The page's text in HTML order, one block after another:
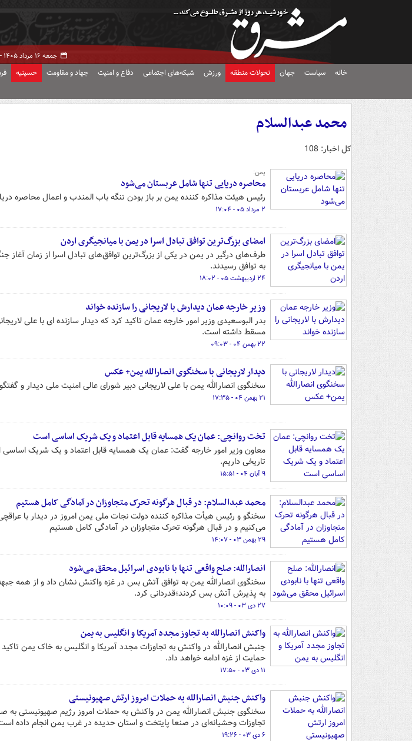
جمعه ۱۶ مرداد ۱۴۰۵ -
خانه سیاست جهان تحولات منطقه ورزش شبکه‌های اجتماعی دفاع و امنیت جهاد و مقاومت حسینیه
محمد عبدالسلام
کل اخبار: 108
یمن:
محاصره دریایی تنها شامل عربستان می‌شود
رئیس هیئت مذاکره کننده یمن بر باز بودن تنگه باب المندب و اعمال محاصره
۲ مرداد ۰۵ - ۱۷:۰۴
امضای بزرگ‌ترین توافق تبادل اسرا در یمن با میانجیگری اردن
طرف‌های درگیر در یمن در یکی از بزرگ‌ترین توافق‌های تبادل اسرا از زمان
به توافق رسیدند.
۲۴ اردیبهشت ۰۵ - ۱۸:۰۲
وزیر خارجه عمان دیدارش با لاریجانی را سازنده خواند
بدر البوسعیدی وزیر امور خارجه عمان تاکید کرد که دیدار سازنده ای با علی
مسقط داشته است.
۲۲ بهمن ۰۴ - ۰۹:۰۳
دیدار لاریجانی با سخنگوی انصارالله یمن+ عکس
سخنگوی انصارالله یمن با علی لاریجانی دبیر شورای عالی امنیت ملی دیدار و
۲۱ بهمن ۰۴ - ۱۷:۳۵
تخت روانچی‏: عمان یک همسایه قابل اعتماد و یک شریک اساسی است
معاون وزیر امور خارجه گفت: عمان یک همسایه قابل اعتماد و یک شریک اساسی
تاریخی داریم.
۹ آبان ۰۴ - ۱۵:۵۱
محمد عبدالسلام: در قبال هرگونه تحرک متجاوزان در آمادگی کامل هستیم
سخنگو و رئیس هیأت مذاکره کننده دولت نجات ملی یمن امروز در دیدار با
می‌کنیم و در قبال هرگونه تحرک متجاوزان در آمادگی کامل هستیم
۲۹ بهمن ۰۳ - ۱۴:۰۷
انصارالله: صلح واقعی تنها با نابودی اسرائیل محقق می‌شود
سخنگوی انصارالله یمن به توافق آتش بس در غزه واکنش نشان داد و از همه
به پذیرش آتش بس کردند؛قدردانی کرد.
۲۷ دی ۰۳ - ۱۰:۰۹
واکنش انصارالله به تجاوز مجدد آمریکا و انگلیس به یمن
جنبش انصارالله در واکنش به تجاوزات مجدد آمریکا و انگلیس به خاک یمن
حمایت از غزه ادامه خواهد داد.
۱۱ دی ۰۳ - ۱۷:۵۰
واکنش جنبش انصارالله به حملات امروز ارتش صهیونیستی
سخنگوی جنبش انصارالله یمن در واکنش به حملات امروز رژیم صهیونیستی
تجاوزات وحشیانه‌ای در صنعا پایتخت و استان حدیده در غرب یمن انجام داده
۶ دی ۰۳ - ۱۹:۲۶